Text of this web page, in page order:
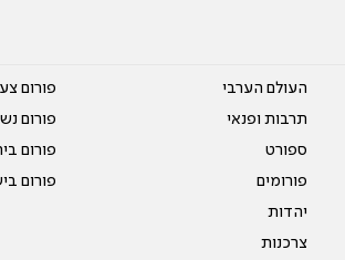
העולם הערבי
תרבות ופנאי
ספורט
פורומים
יהדות
צרכנות
פורום
פורום
פורום
פורום